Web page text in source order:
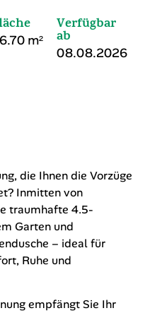
m²
Verfügbar
ab
08.08.2026
die Ihnen die Vorzüge
Inmitten von
traumhafte 4.5-
Garten und
– ideal für
Ruhe und
empfängt Sie Ihr